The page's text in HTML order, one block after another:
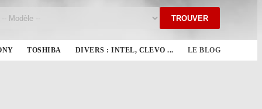
TROUVER
TOSHIBA DIVERS : INTEL, CLEVO ... LE BLOG